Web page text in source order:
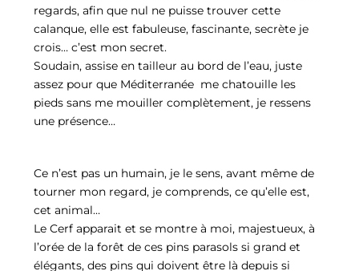
regards, afin que nul ne puisse trouver cette
calanque, elle est fabuleuse, fascinante, secrète je
crois… c’est mon secret.
Soudain, assise en tailleur au bord de l’eau, juste
assez pour que Méditerranée me chatouille les
pieds sans me mouiller complètement, je ressens
une présence…
Ce n’est pas un humain, je le sens, avant même de
tourner mon regard, je comprends, ce qu’elle est,
cet animal…
Le Cerf apparait et se montre à moi, majestueux, à
l’orée de la forêt de ces pins parasols si grand et
élégants, des pins qui doivent être là depuis si